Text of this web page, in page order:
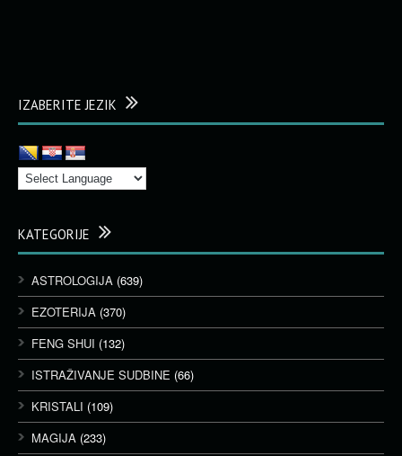
IZABERITE JEZIK
KATEGORIJE
ASTROLOGIJA (639)
EZOTERIJA (370)
FENG SHUI (132)
ISTRAŽIVANJE SUDBINE (66)
KRISTALI (109)
MAGIJA (233)